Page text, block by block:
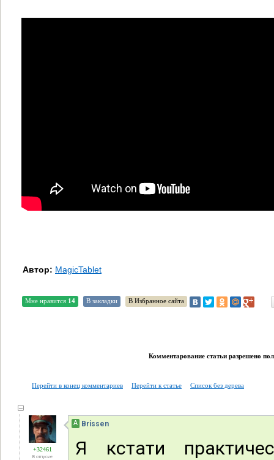
Автор: MagicTablet
Мне нравится 14 В закладки В Избранное сайта
Комментарование статьи разрешено
Перейти в конец комментариев Перейти к статье Список без дерева
+32461
В отпуске
А Brissen
Я кстати